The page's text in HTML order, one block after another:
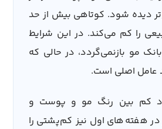
دیده شود. کوتاهی بیش از حد
را کم می‌کند. در این شرایط
مو بازنمی‌گردد، در حالی که
عامل اصلی است.
کم بین رنگ مو و پوست و
هفته‌های اول نیز کم‌پشتی را